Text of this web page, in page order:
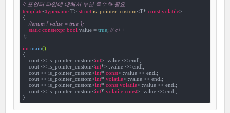
// 포인터 타입에 대해서 부분 특수화 필요
template<typename T> struct is_pointer_custom<T* const volatile>
{
//enum { value = true };
static constexpr bool value = true; // c++
};
int main()
{
    cout << is_pointer_custom<
int>::value << endl;
    cout << is_pointer_custom<
int*>::value << endl;
    cout << is_pointer_custom<
int* const>::value << endl;
    cout << is_pointer_custom<
int* volatile>::value << endl;
    cout << is_pointer_custom<
int* const volatile>::value << endl;
    cout << is_pointer_custom<
int* volatile const>::value << endl;
}